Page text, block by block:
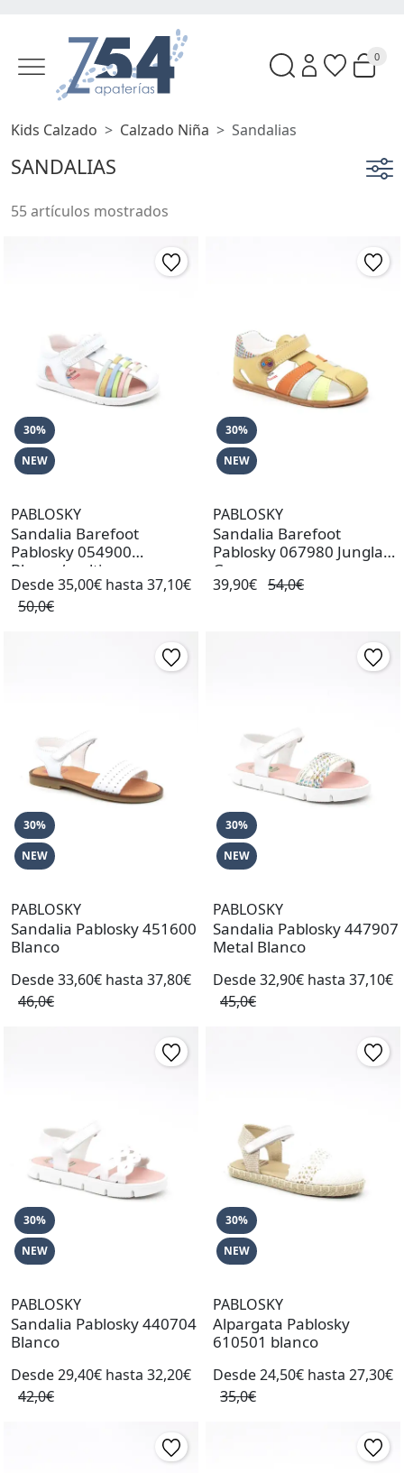
0
Kids Calzado Calzado Niña Sandalias
SANDALIAS
55 artículos mostrados
30%
NEW
PABLOSKY
Sandalia Barefoot
Pablosky 054900
Blanco/multi
Desde 35,00€ hasta 37,10€
50,0€
30%
NEW
PABLOSKY
Sandalia Barefoot
Pablosky 067980 Jungla
Grano
39,90€ 54,0€
30%
NEW
PABLOSKY
Sandalia Pablosky 451600
Blanco
Desde 33,60€ hasta 37,80€
46,0€
30%
NEW
PABLOSKY
Sandalia Pablosky 447907
Metal Blanco
Desde 32,90€ hasta 37,10€
45,0€
30%
NEW
PABLOSKY
Sandalia Pablosky 440704
Blanco
Desde 29,40€ hasta 32,20€
42,0€
30%
NEW
PABLOSKY
Alpargata Pablosky
610501 blanco
Desde 24,50€ hasta 27,30€
35,0€